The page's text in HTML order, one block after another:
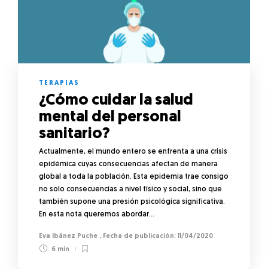
TERAPIAS
¿Cómo cuidar la salud
mental del personal
sanitario?
Actualmente, el mundo entero se enfrenta a una crisis
epidémica cuyas consecuencias afectan de manera
global a toda la población. Esta epidemia trae consigo
no solo consecuencias a nivel físico y social, sino que
también supone una presión psicológica significativa.
En esta nota queremos abordar…
Eva Ibánez Puche ,
11/04/2020
6 min